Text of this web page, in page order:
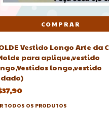
Vestido Longo Arte da
para aplique,vestido
longo,vestido
TODOS OS PRODUTOS